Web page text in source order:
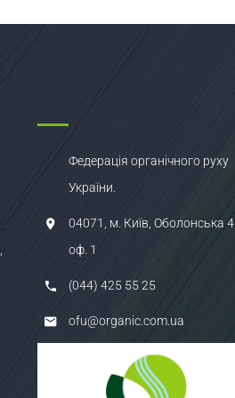
Федерація органічного руху
України.
04071, м. Київ, Оболонська 4,
оф. 1
(044) 425 55 25
ofu@organic.com.ua